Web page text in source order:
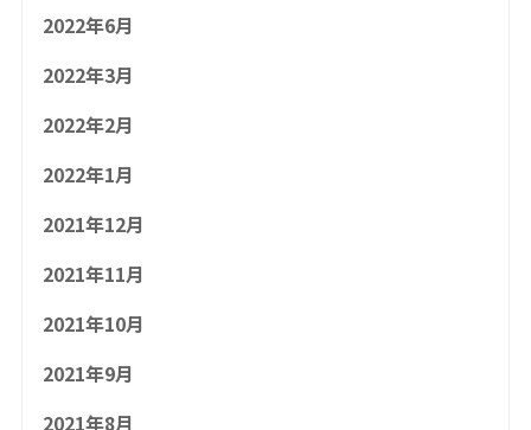
2022年6月
2022年3月
2022年2月
2022年1月
2021年12月
2021年11月
2021年10月
2021年9月
2021年8月